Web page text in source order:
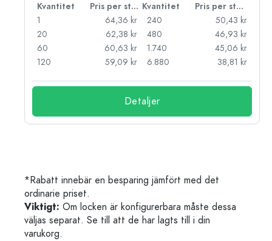
Kvantitet Pris per styck Kvantitet
Pris per styck
1
64,36 kr
20
62,38 kr
60
60,63 kr
120
59,09 kr
240
50,43 kr
480
46,93 kr
1.740
45,06 kr
6.880
38,81 kr
Detaljer
*Rabatt innebär en besparing jämfört med det
ordinarie priset.
Viktigt: Om locken är konfigurerbara måste dessa
väljas separat. Se till att de har lagts till i din
varukorg.